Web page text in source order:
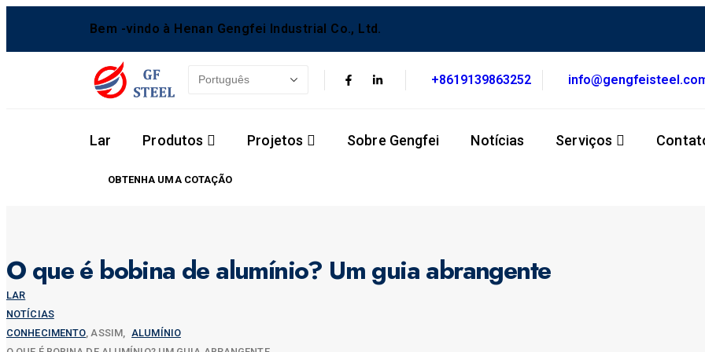
Bem -vindo à Henan Gengfei Industrial Co., Ltd.
+8619139863252
Lar Produtos Projetos Sobre Gengfei Notícias Serviços
OBTENHA UMA COTAÇÃO
O que é bobina de alumínio? Um guia abrangente
LAR
NOTÍCIAS
CONHECIMENTO , ASSIM,
ALUMÍNIO